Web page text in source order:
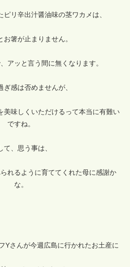
リ辛出汁醤油味の茎ワカメは、
お箸が止まりません。
アッと言う間に無くなります。
ぎ感は否めませんが、
美味しくいただけるって本当に有難い
ですね。
て、思う事は、
れるように育ててくれた母に感謝か
な。
Yさんが今週広島に行かれたお土産に